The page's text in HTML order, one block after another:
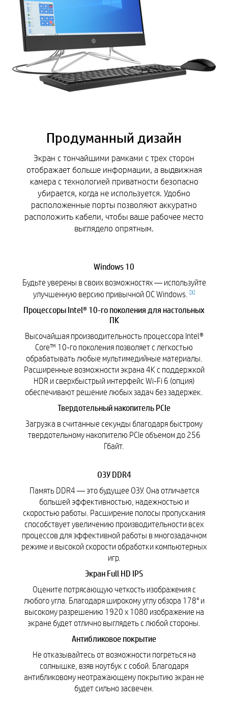
Продуманный дизайн
Экран с тончайшими рамками с трех сторон
отображает больше информации, а выдвижная
камера с технологией приватности безопасно
убирается, когда не используется. Удобно
расположенные порты позволяют аккуратно
расположить кабели, чтобы ваше рабочее место
выглядело опрятным.
Windows 10
Будьте уверены в своих возможностях — используйте
улучшенную версию привычной ОС Windows. [3]
Процессоры Intel® 10-го поколения для настольных
ПК
Высочайшая производительность процессора Intel®
Core™ 10-го поколения позволяет с легкостью
обрабатывать любые мультимедийные материалы.
Расширенные возможности экрана 4K с поддержкой
HDR и сверхбыстрый интерфейс Wi-Fi 6 (опция)
обеспечивают решение любых задач без задержек.
Твердотельный накопитель PCIe
Загрузка в считанные секунды благодаря быстрому
твердотельному накопителю PCIe объемом до 256
Гбайт.
ОЗУ DDR4
Память DDR4 — это будущее ОЗУ. Она отличается
большей эффективностью, надежностью и
скоростью работы. Расширение полосы пропускания
способствует увеличению производительности всех
процессов для эффективной работы в многозадачном
режиме и высокой скорости обработки компьютерных
игр.
Экран Full HD IPS
Оцените потрясающую четкость изображения с
любого угла. Благодаря широкому углу обзора 178° и
высокому разрешению 1920 x 1080 изображение на
экране будет отлично выглядеть с любой стороны.
Антибликовое покрытие
Не отказывайтесь от возможности погреться на
солнышке, взяв ноутбук с собой. Благодаря
антибликовому неотражающему покрытию экран не
будет сильно засвечен.